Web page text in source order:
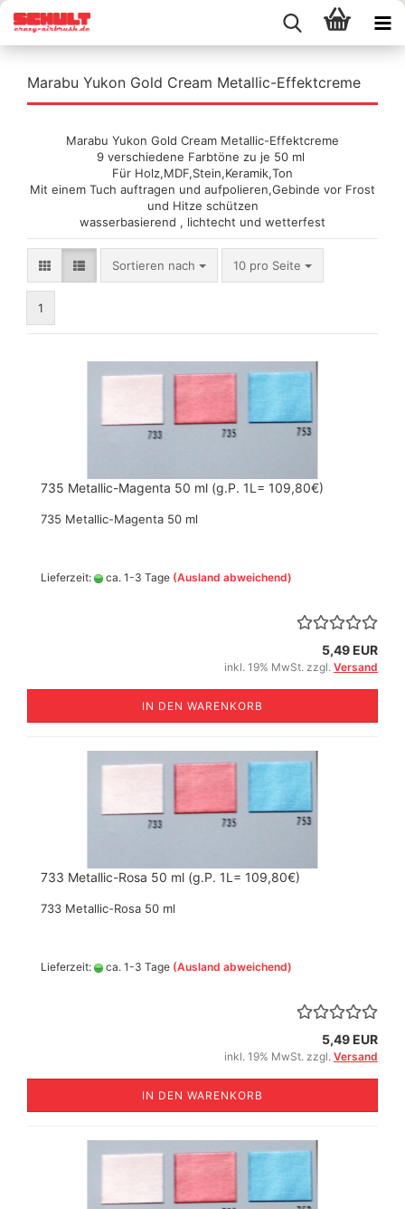
Marabu Yukon Gold Cream Metallic-Effektcreme
Marabu Yukon Gold Cream Metallic-Effektcreme
9 verschiedene Farbtöne zu je 50 ml
Für Holz,MDF,Stein,Keramik,Ton
Mit einem Tuch auftragen und aufpolieren,Gebinde vor Frost
und Hitze schützen
wasserbasierend , lichtecht und wetterfest
Sortieren nach
Sortieren nach 10 pro Seite
pro Seite
1
735 Metallic-Magenta 50 ml (g.P. 1L= 109,80€)
735 Metallic-Magenta 50 ml
Lieferzeit: ca. 1-3 Tage (Ausland abweichend)
5,49 EUR
inkl. 19% MwSt. zzgl. Versand
IN DEN WARENKORB
733 Metallic-Rosa 50 ml (g.P. 1L= 109,80€)
733 Metallic-Rosa 50 ml
Lieferzeit: ca. 1-3 Tage (Ausland abweichend)
5,49 EUR
inkl. 19% MwSt. zzgl. Versand
IN DEN WARENKORB